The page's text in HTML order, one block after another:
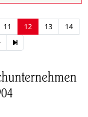
11 12 13
14